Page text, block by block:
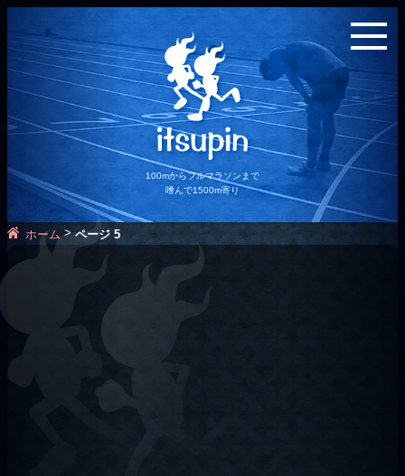
100mからフルマラソンまで
嗜んで1500m寄り
ホーム>ページ 5